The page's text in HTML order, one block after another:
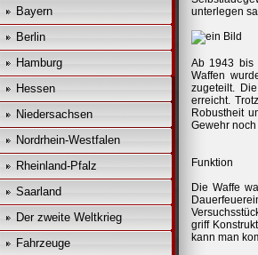
Bayern
Berlin
Hamburg
Hessen
Niedersachsen
Nordrhein-Westfalen
Rheinland-Pfalz
Saarland
Der zweite Weltkrieg
Fahrzeuge
unterlegen
Ab 1943 bis
Waffen
zugeteilt.
erreicht.
Robustheit
Gewehr
Funktion
Die Waffe
griff
kann man